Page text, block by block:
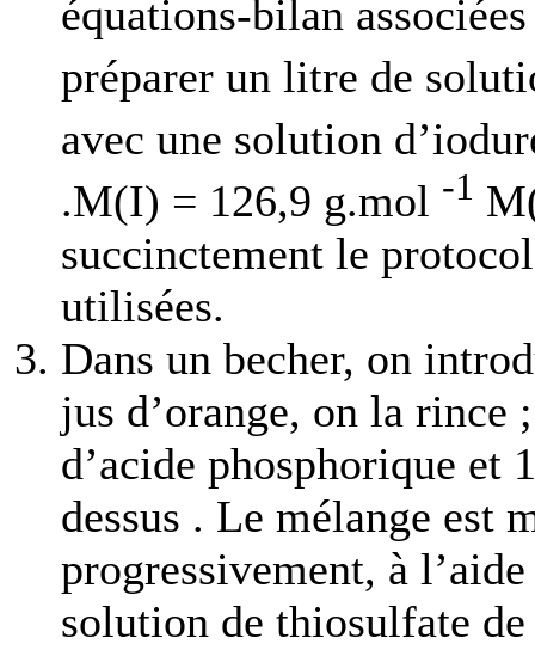
équations-bilan
préparer un litre de
avec une solution
.M(I) = 126,9 g.mol -1
succinctement le
utilisées.
Dans un becher, on
jus d’orange, on la rince
d’acide phosphorique et
dessus . Le mélange est
progressivement, à
solution de thiosulfate